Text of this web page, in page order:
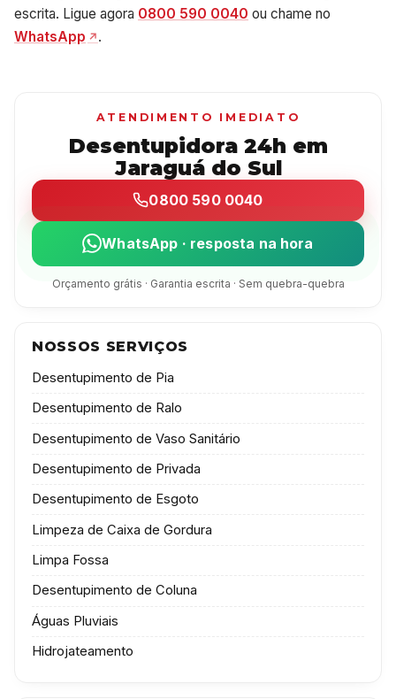
escrita. Ligue agora 0800 590 0040 ou chame no
WhatsApp
.
ATENDIMENTO IMEDIATO
Desentupidora 24h em
Jaraguá do Sul
0800 590 0040
WhatsApp · resposta na hora
Orçamento grátis · Garantia escrita · Sem quebra-quebra
NOSSOS SERVIÇOS
Desentupimento de Pia
Desentupimento de Ralo
Desentupimento de Vaso Sanitário
Desentupimento de Privada
Desentupimento de Esgoto
Limpeza de Caixa de Gordura
Limpa Fossa
Desentupimento de Coluna
Águas Pluviais
Hidrojateamento